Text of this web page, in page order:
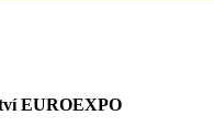
EUROEXPO